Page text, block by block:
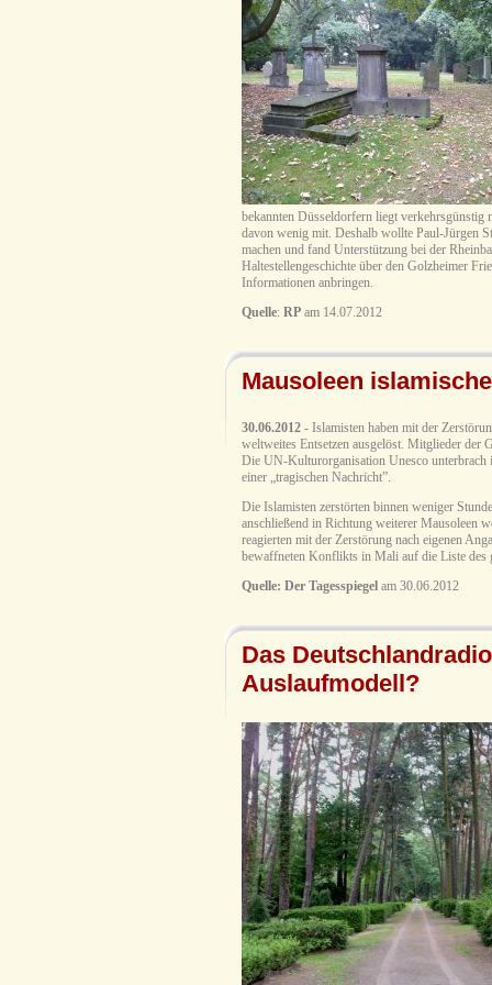
bekannten Düsseldorfern liegt verkehrsgünstig
davon wenig mit. Deshalb wollte Paul-Jürgen
machen und fand Unterstützung bei der
Haltestellengeschichte über den Golzheimer
Informationen anbringen.
Quelle: RPam 14.07.2012
Mausoleen
30.06.2012- Islamisten haben mit der
weltweites Entsetzen ausgelöst. Mitglieder der
Die UN-Kulturorganisation Unesco unterbrach
einer „tragischen Nachricht”.
Die Islamisten zerstörten binnen weniger
anschließend in Richtung weiterer Mausoleen
reagierten mit der Zerstörung nach eigenen
bewaffneten Konflikts in Mali auf die Liste des
Quelle: Der Tagesspiegelam 30.06.2012
Das
Auslaufmodell?